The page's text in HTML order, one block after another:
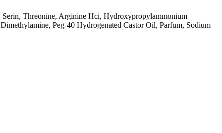
Serin, Threonine, Arginine Hci, Hydroxypropylammonium
Peg-40 Hydrogenated Castor Oil, Parfum, Sodium